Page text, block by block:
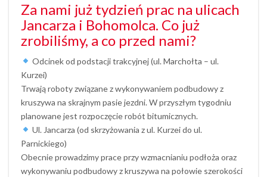
Za nami już tydzień prac na ulicach
Jancarza i Bohomolca. Co już
zrobiliśmy, a co przed nami?
Odcinek od podstacji trakcyjnej (ul. Marchołta – ul.
Kurzei)
Trwają roboty związane z wykonywaniem podbudowy z
kruszywa na skrajnym pasie jezdni. W przyszłym tygodniu
planowane jest rozpoczęcie robót bitumicznych.
Ul. Jancarza (od skrzyżowania z ul. Kurzei do ul.
Parnickiego)
Obecnie prowadzimy prace przy wzmacnianiu podłoża oraz
wykonywaniu podbudowy z kruszywa na połowie szerokości